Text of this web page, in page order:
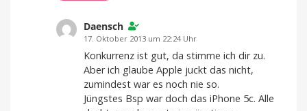
Daensch
17. Oktober 2013 um 22:24 Uhr
Konkurrenz ist gut, da stimme ich dir zu.
Aber ich glaube Apple juckt das nicht,
zumindest war es noch nie so.
Jüngstes Bsp war doch das iPhone 5c. Alle